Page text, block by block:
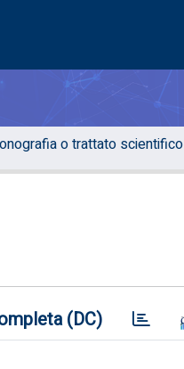
o trattato scientifico
(DC)